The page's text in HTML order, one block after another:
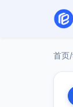
首页/